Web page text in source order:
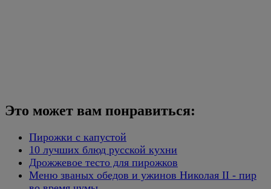
Это может вам понравиться:
Пирожки с капустой
10 лучших блюд русской кухни
Дрожжевое тесто для пирожков
Меню званых обедов и ужинов Николая II - пир